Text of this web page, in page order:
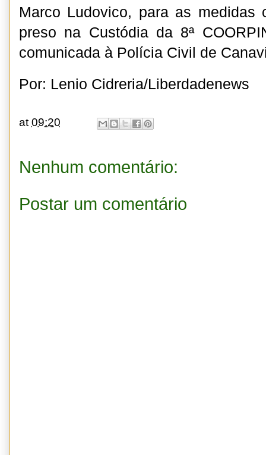
Marco Ludovico, para as medidas
preso na Custódia da 8ª
comunicada à Polícia Civil de
Por: Lenio Cidreria/Liberdadenews
at09:20
Nenhum comentário:
Postar um comentário